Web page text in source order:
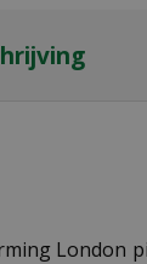
London